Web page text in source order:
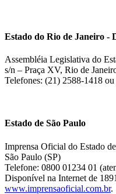
Estado do Rio de Janeiro -
Assembléia Legislativa do
s/n – Praça XV, Rio de
Telefones: (21) 2588-1418
Estado de São Paulo
Imprensa Oficial do Estado
São Paulo (SP)
Telefone: 0800 01234 01
Disponível na Internet de
www.imprensaoficial.com.br.